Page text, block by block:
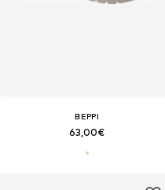
BEPPI
63,00€